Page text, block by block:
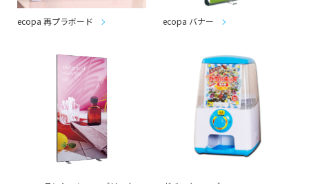
ecopa 再プラボード ecopa バナー